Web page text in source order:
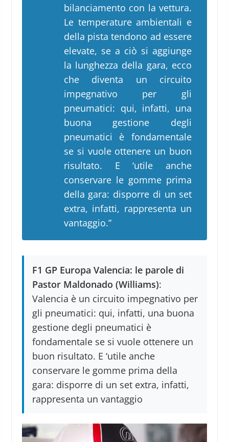
bilanciamento con la vettura.
Le temperature ambientali e
della pista tendono ad essere
elevate, se a ciò si aggiunge
la lunghezza della gara, ecco
che diventa un circuito
impegnativo per gli
pneumatici: qui, infatti, una
buona gestione degli
pneumatici è fondamentale
se si vuole ottenere un buon
risultato. E ‘utile anche
conservare le gomme prima
della gara: disporre di un set
extra, infatti, rappresenta un
vantaggio.”
F1 GP Europa Valencia: le parole di
Pastor Maldonado (Williams):
Valencia è un circuito impegnativo per
gli pneumatici: qui, infatti, una buona
gestione degli pneumatici è
fondamentale se si vuole ottenere un
buon risultato. E ‘utile anche
conservare le gomme prima della
gara: disporre di un set extra, infatti,
rappresenta un vantaggio